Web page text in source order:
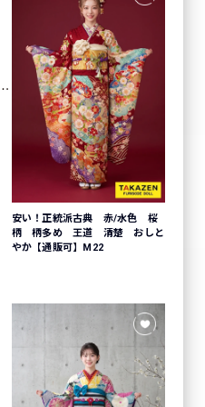
安い！正統派古典 赤/水色 桜
柄 柄多め 王道 清楚 おしと
やか【通販可】M22